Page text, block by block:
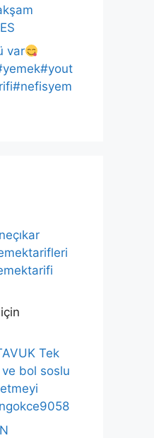
var
için
Tek
bol soslu